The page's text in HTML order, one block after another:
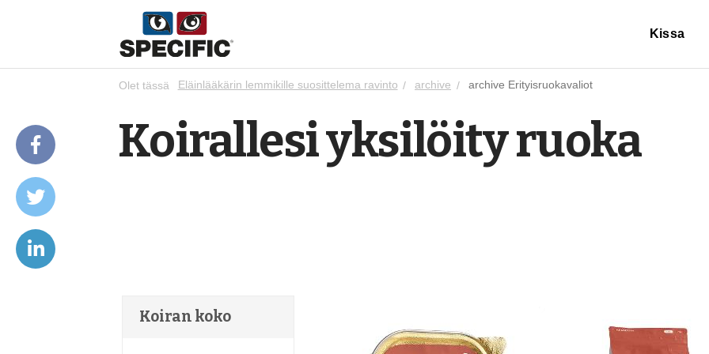
Kissa
Olet tässä Eläinlääkärin lemmikille suosittelema ravinto archive archive Erityisruokavaliot
Koirallesi yksilöity ruoka
Koiran koko